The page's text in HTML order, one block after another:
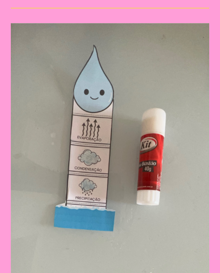
Para
Tema
Trabalhar
Dia
Da
Água
Na
Educação
Infantil
E
No
Ensino
Fundamental